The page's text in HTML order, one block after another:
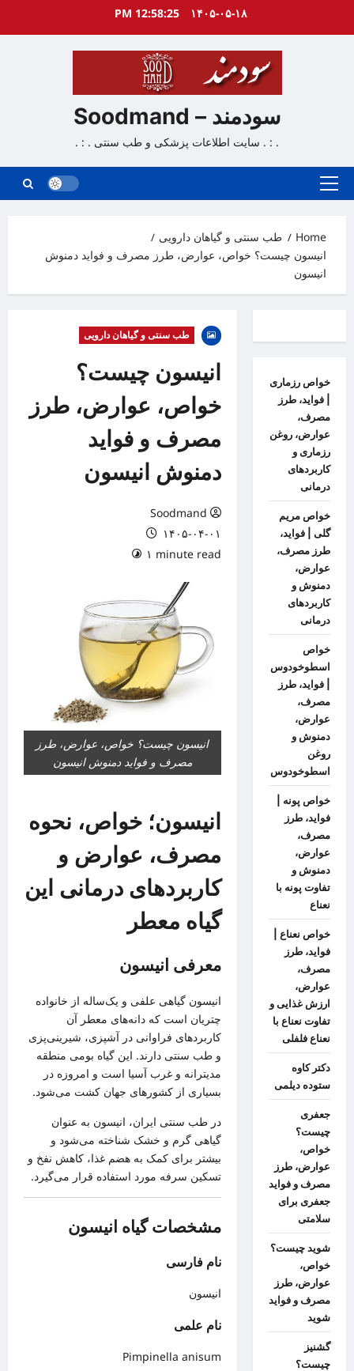
۱۴۰۵-۰۵-۱۸ 12:58:26 PM
سودمند – Soodmand
. : . سایت اطلاعات پزشکی و طب سنتی . : .
Primary
Home
طب سنتی و گیاهان دارویی
انیسون چیست؟ خواص، عوارض، طرز مصرف و فواید دمنوش
انیسون
طب سنتی و گیاهان دارویی
انیسون چیست؟
خواص، عوارض، طرز
مصرف و فواید
دمنوش انیسون
Soodmand
۱۴۰۵-۰۴-۰۱
۱ minute read
انیسون چیست؟ خواص، عوارض، طرز
مصرف و فواید دمنوش انیسون
انیسون؛ خواص، نحوه
مصرف، عوارض و
کاربردهای درمانی این
گیاه معطر
معرفی انیسون
انیسون گیاهی علفی و یک‌ساله از خانواده
چتریان است که دانه‌های معطر آن
کاربردهای فراوانی در آشپزی، شیرینی‌پزی
و طب سنتی دارند. این گیاه بومی منطقه
مدیترانه و غرب آسیا است و امروزه در
بسیاری از کشورهای جهان کشت می‌شود.
در طب سنتی ایران، انیسون به عنوان
گیاهی گرم و خشک شناخته می‌شود و
بیشتر برای کمک به هضم غذا، کاهش نفخ و
تسکین سرفه مورد استفاده قرار می‌گیرد.
مشخصات گیاه انیسون
نام فارسی
انیسون
نام علمی
Pimpinella anisum
خواص رزماری
| فواید، طرز
مصرف،
عوارض، روغن
رزماری و
کاربردهای
درمانی
خواص مریم
گلی | فواید،
طرز مصرف،
عوارض،
دمنوش و
کاربردهای
درمانی
خواص
اسطوخودوس
| فواید، طرز
مصرف،
عوارض،
دمنوش و
روغن
اسطوخودوس
خواص پونه |
فواید، طرز
مصرف،
عوارض،
دمنوش و
تفاوت پونه با
نعناع
خواص نعناع |
فواید، طرز
مصرف،
عوارض،
ارزش غذایی و
تفاوت نعناع با
نعناع فلفلی
دکتر کاوه
ستوده دیلمی
جعفری
چیست؟
خواص،
عوارض، طرز
مصرف و فواید
جعفری برای
سلامتی
شوید چیست؟
خواص،
عوارض، طرز
مصرف و فواید
شوید
گشنیز
چیست؟